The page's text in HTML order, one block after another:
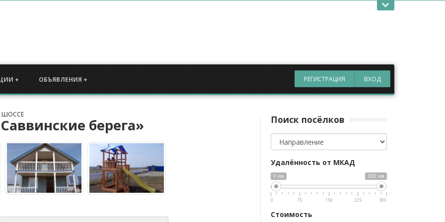
объектах загородной недвижимости за
посёлков вдоль основных
эконом классаили возможностькупить дом в деревне в
РЕГИСТРАЦИЯ ВХОД
+ ОБЪЯВЛЕНИЯ +
ШОССЕ
берега» Поиск посёлков
Направление
Удалённость от МКАД
0 км 300 км
0 75 150 225 300
Стоимость